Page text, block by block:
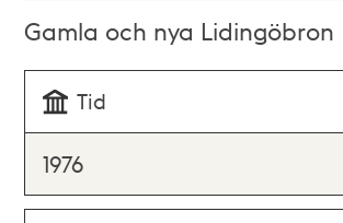
Gamla och nya Lidingöbron
Tid
1976